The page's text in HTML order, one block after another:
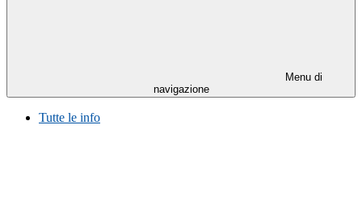
Menu di
navigazione
Tutte le info